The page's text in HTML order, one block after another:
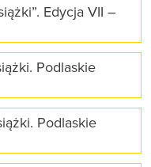
Edycja VII –
Podlaskie
Podlaskie